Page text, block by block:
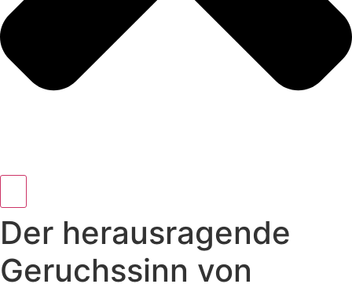
Der herausragende
Geruchssinn von